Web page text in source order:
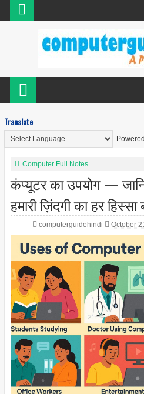
Translate
Computer Full Notes
कंप्यूटर का उपयोग —
हमारी ज़िंदगी का हर
computerguidehindi October